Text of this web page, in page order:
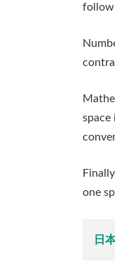
follow
space
one
日